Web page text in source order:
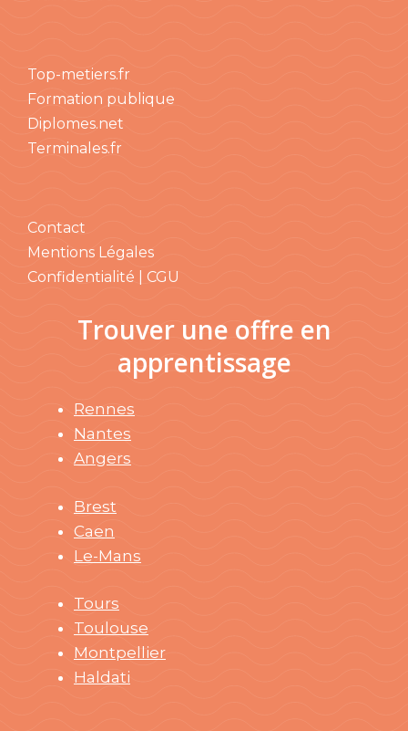
Top-metiers.fr
Formation publique
Diplomes.net
Terminales.fr
Contact
Mentions Légales
Confidentialité | CGU
Trouver une offre en
apprentissage
Rennes
Nantes
Angers
Brest
Caen
Le-Mans
Tours
Toulouse
Montpellier
Haldati